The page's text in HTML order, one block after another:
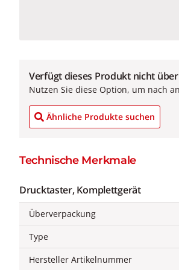
Verfügt dieses Produkt nicht
Nutzen Sie diese Option, um nach
Ähnliche Produkte suchen
Technische Merkmale
Drucktaster, Komplettgerät
Überverpackung
Type
Hersteller Artikelnummer